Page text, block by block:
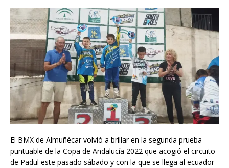
El BMX de Almuñécar volvió a brillar en la segunda prueba
puntuable de la Copa de Andalucía 2022 que acogió el circuito
de Padul este pasado sábado y con la que se llega al ecuador